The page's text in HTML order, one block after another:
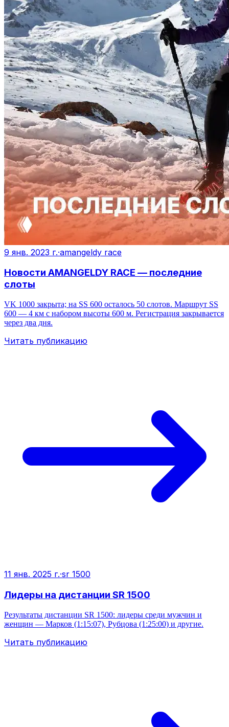
9 янв. 2023 г.·amangeldy race
Новости AMANGELDY RACE — последние
слоты
VK 1000 закрыта; на SS 600 осталось 50 слотов. Маршрут SS
600 — 4 км с набором высоты 600 м. Регистрация закрывается
через два дня.
Читать публикацию
11 янв. 2025 г.·sr 1500
Лидеры на дистанции SR 1500
Результаты дистанции SR 1500: лидеры среди мужчин и
женщин — Марков (1:15:07), Рубцова (1:25:00) и другие.
Читать публикацию